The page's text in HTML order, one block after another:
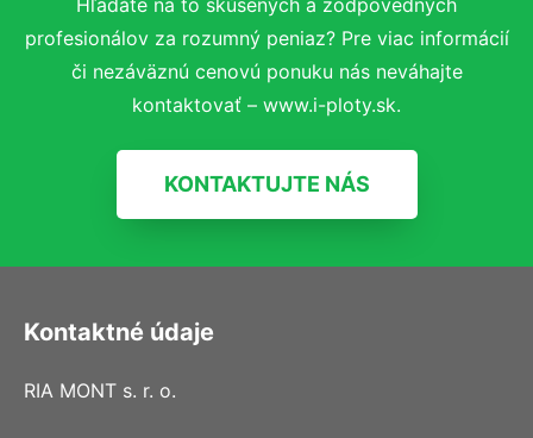
profesionálov za rozumný peniaz? Pre viac informácií
či nezáväznú cenovú ponuku nás neváhajte
kontaktovať – www.i-ploty.sk.
KONTAKTUJTE NÁS
Kontaktné údaje
RIA MONT s. r. o.